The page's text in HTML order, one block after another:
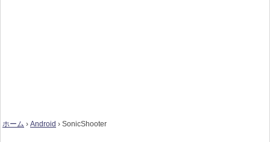
ホーム › Android › SonicShooter